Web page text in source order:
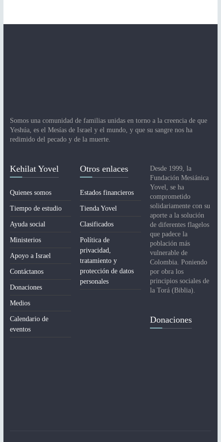
Somos una comunidad de familias unidas en torno a la creencia de que
Yeshúa, es el Mesías de Israel y el mundo, y que su sangre nos ha
redimido del pecado y de la muerte.
Kehilat Yovel
Quienes somos
Tiempo de estudio
Ayuda social
Ministerios
Apoyo a Israel
Contáctanos
Donaciones
Medios
Calendario de
eventos
Otros enlaces
Estados financieros
Tienda Yovel
Clasificados
Política de
privacidad,
tratamiento y
protección de datos
personales
Desde 1999, la
Fundación Mesiánica
Yovel, se ha
comprometido
solidariamente con su
aporte a la solución
de diferentes flagelos
que padece la
población más
vulnerable de
Colombia. Poniendo
por obra los
principios sociales de
la Torá (Biblia).
Donaciones